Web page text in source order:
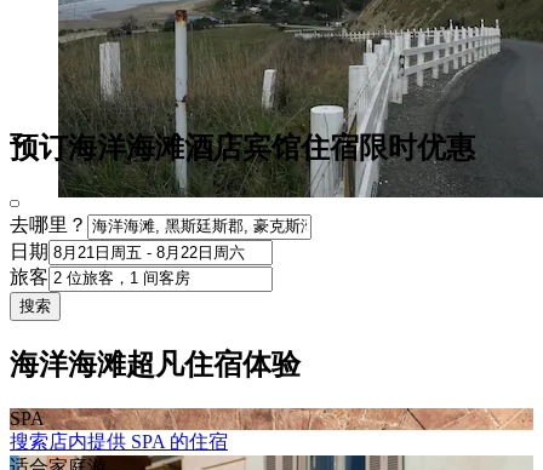
预订海洋海滩酒店宾馆住宿限时优惠
去哪里？
日期
旅客
搜索
海洋海滩超凡住宿体验
SPA
搜索店内提供 SPA 的住宿